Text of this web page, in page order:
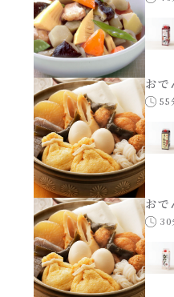
お子さま
節分
ひなまつり
こどもの日
ハロウィン
運動会
クリスマス
ハコネーゼ イカスミ
ハコネーゼ ボンゴレ
ハコネーゼ アラビア
ハコネーゼ クリーミ
おで
55
おで
30